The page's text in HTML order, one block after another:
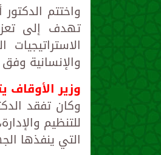
واختتم
تهدف إلى
والإنسانية
وزير الأوقاف
وكان تفقد
التي ينفذها